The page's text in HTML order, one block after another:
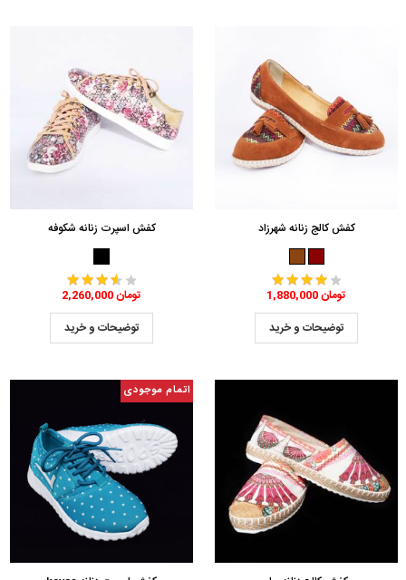
کفش کالج زنانه شهرزاد
1,880,000 تومان
توضیحات و خرید
کفش اسپرت زنانه شکوفه
2,260,000 تومان
توضیحات و خرید
اتمام موجودی